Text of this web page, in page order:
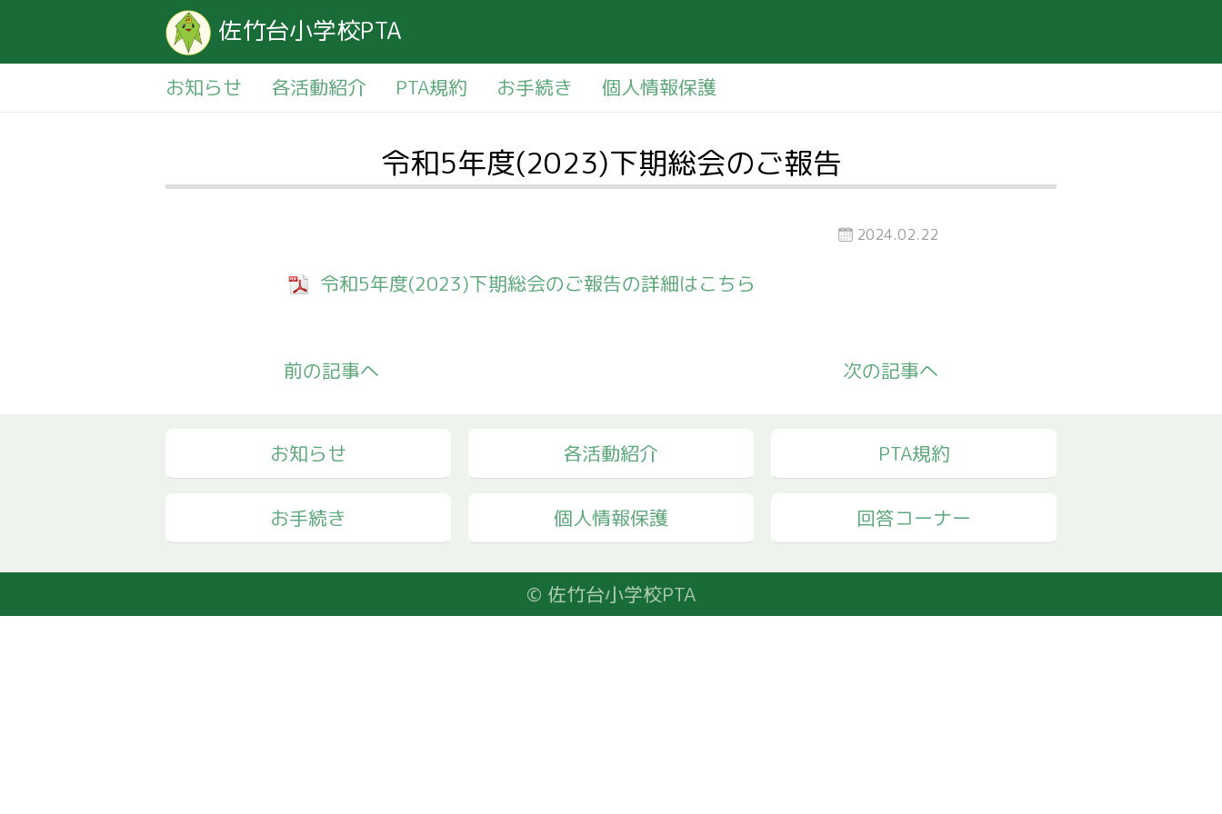
佐竹台小学校PTA
お知らせ 各活動紹介 PTA規約 お手続き 個人情報保護
令和5年度(2023)下期総会のご報告
2024.02.22
令和5年度(2023)下期総会のご報告の詳細はこちら
前の記事へ 次の記事へ
お知らせ 各活動紹介 PTA規約
お手続き 個人情報保護 回答コーナー
© 佐竹台小学校PTA